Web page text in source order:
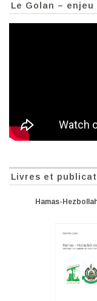
Le Golan –
Livres et
Hamas-